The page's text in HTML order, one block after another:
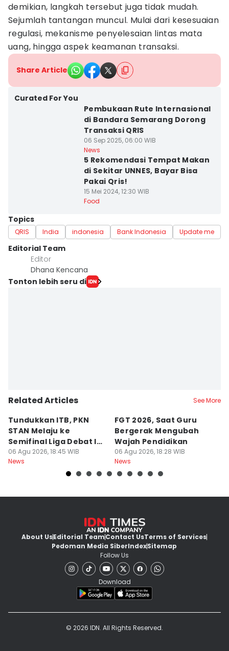
demikian, langkah tersebut juga tidak mudah.
Sejumlah tantangan muncul. Mulai dari kesesuaian
regulasi, mekanisme penyelesaian lintas mata
uang, hingga aspek keamanan transaksi.
Share Article
Curated For You
Pembukaan Rute Internasional
di Bandara Semarang Dorong
Transaksi QRIS
06 Sep 2025, 06:00 WIB
News
5 Rekomendasi Tempat Makan
di Sekitar UNNES, Bayar Bisa
Pakai Qris!
15 Mei 2024, 12:30 WIB
Food
Topics
QRIS India indonesia Bank Indonesia Update me
Editorial Team
Editor
Dhana Kencana
Tonton lebih seru di
Related Articles See More
Tundukkan ITB, PKN
STAN Melaju ke
Semifinal Liga Debat IDN
Times 2026
06 Agu 2026, 18:45 WIB
News
FGT 2026, Saat Guru
Bergerak Mengubah
Wajah Pendidikan
06 Agu 2026, 18:28 WIB
News
About UsEditorial TeamContact UsTerms of Services
Pedoman Media SiberIndexSitemap
Follow Us
Download
© 2026 IDN. All Rights Reserved.